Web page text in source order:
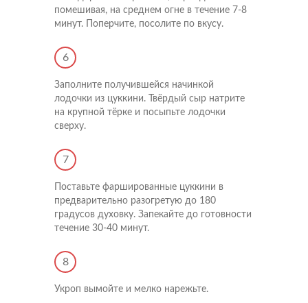
помешивая, на среднем огне в течение 7-8
минут. Поперчите, посолите по вкусу.
6
Заполните получившейся начинкой
лодочки из цуккини. Твёрдый сыр натрите
на крупной тёрке и посыпьте лодочки
сверху.
7
Поставьте фаршированные цуккини в
предварительно разогретую до 180
градусов духовку. Запекайте до готовности
течение 30-40 минут.
8
Укроп вымойте и мелко нарежьте.
Напишите нам
Напишите нам
Мы открыты для любых вопросов и предложений
Подпишитесь на новости
Мы будем присылать вам только самое важное